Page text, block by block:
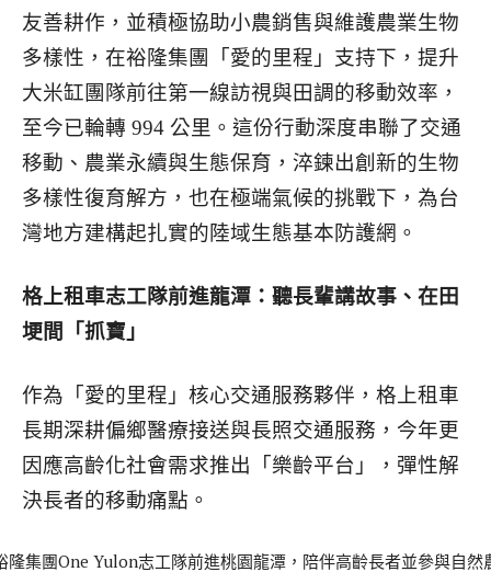
友善耕作，並積極協助小農銷售與維護農業生物
多樣性，在裕隆集團「愛的里程」支持下，提升
大米缸團隊前往第一線訪視與田調的移動效率，
至今已輪轉 994 公里。這份行動深度串聯了交通
移動、農業永續與生態保育，淬鍊出創新的生物
多樣性復育解方，也在極端氣候的挑戰下，為台
灣地方建構起扎實的陸域生態基本防護網。
格上租車志工隊前進龍潭：聽長輩講故事、在田
埂間「抓寶」
作為「愛的里程」核心交通服務夥伴，格上租車
長期深耕偏鄉醫療接送與長照交通服務，今年更
因應高齡化社會需求推出「樂齡平台」，彈性解
決長者的移動痛點。